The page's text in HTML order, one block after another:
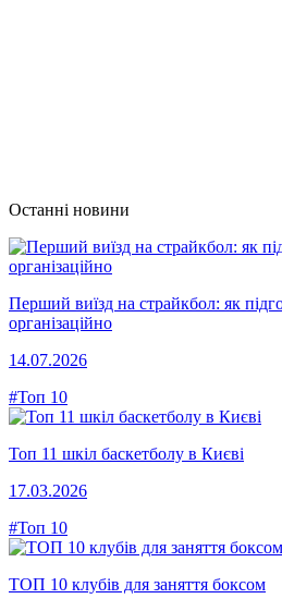
Останні новини
Перший виїзд на страйкбол: як
організаційно
14.07.2026
#Топ 10
Топ 11 шкіл баскетболу в Києві
17.03.2026
#Топ 10
ТОП 10 клубів для заняття боксом